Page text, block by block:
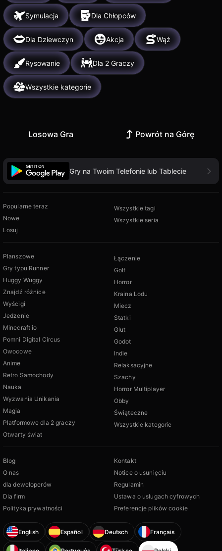
Symulacja Dla Chłopców
Dla Dziewczyn Akcja Wąż
Rysowanie Dla 2 Graczy
Wszystkie kategorie
Losowa Gra Powrót na Górę
Gry na Twoim Telefonie lub Tablecie
Popularne teraz
Nowe
Losuj
Wszystkie tagi
Wszystkie seria
Planszowe
Gry typu Runner
Huggy Wuggy
Znajdź różnice
Wyścigi
Jedzenie
Minecraft io
Pomni Digital Circus
Owocowe
Anime
Retro Samochody
Nauka
Wyzwania Unikania
Magia
Platformowe dla 2 graczy
Otwarty świat
Łączenie
Golf
Horror
Kraina Lodu
Miecz
Statki
Glut
Godot
Indie
Relaksacyjne
Szachy
Horror Multiplayer
Obby
Świąteczne
Wszystkie kategorie
Blog
O nas
dla deweloperów
Dla firm
Polityka prywatności
Kontakt
Notice o usunięciu
Regulamin
Ustawa o usługach cyfrowych
Preferencje plików cookie
English Español Deutsch Français